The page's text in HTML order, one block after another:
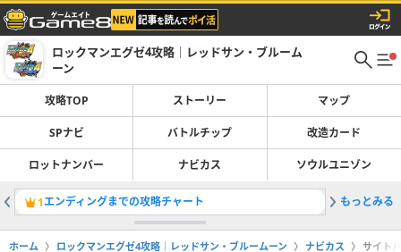
ロックマンエグゼ4攻略｜レッドサン・ブルーム
ーン
攻略TOP ストーリー マップ
SPナビ バトルチップ 改造カード
ロットナンバー ナビカス ソウルユニゾン
1エンディングまでの攻略チャート 2ヒート
もっとみる
ホーム ロックマンエグゼ4攻略｜レッドサン・ブルームーン ナビカス サイト